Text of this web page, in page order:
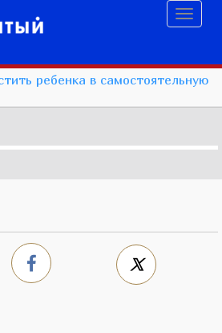
ребенка в самостоятельную